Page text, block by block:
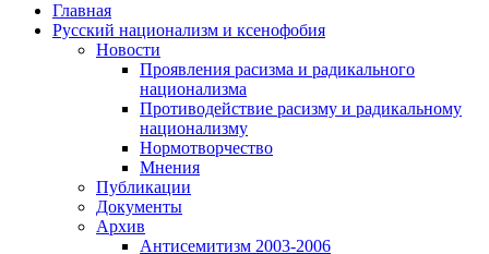
Главная
Русский национализм и ксенофобия
Новости
Проявления расизма и радикального
национализма
Противодействие расизму и радикальному
национализму
Нормотворчество
Мнения
Публикации
Документы
Архив
Антисемитизм 2003-2006